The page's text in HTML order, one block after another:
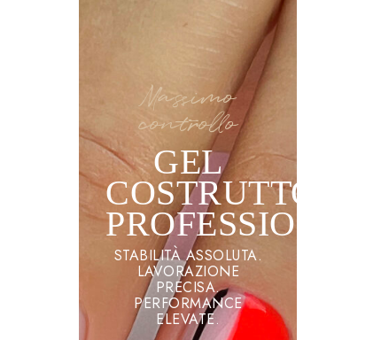
Massimo
controllo
GEL
COSTRUTTORE
PROFESSIONALE
STABILITÀ ASSOLUTA.
LAVORAZIONE
PRECISA.
PERFORMANCE
ELEVATE.